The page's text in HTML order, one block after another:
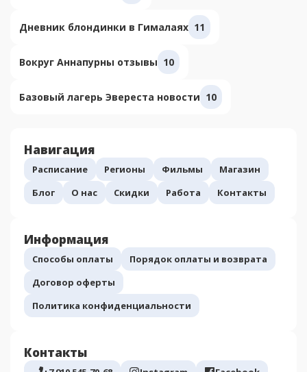
Дневник блондинки в Гималаях 11
Вокруг Аннапурны отзывы 10
Базовый лагерь Эвереста новости 10
Навигация
Расписание Регионы Фильмы
Магазин
Блог
О нас Скидки Работа Контакты
Информация
Способы оплаты
Порядок оплаты и возврата
Договор оферты
Политика конфиденциальности
Контакты